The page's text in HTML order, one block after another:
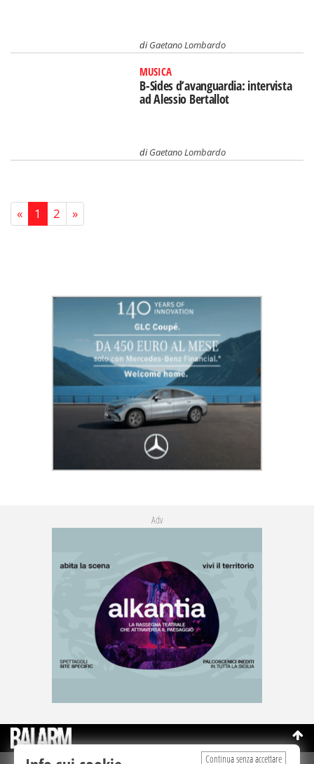
diGaetano Lombardo
MUSICA
B-Sides d’avanguardia: intervista
ad Alessio Bertallot
diGaetano Lombardo
« 1 2 »
Adv
Continua senza accettare